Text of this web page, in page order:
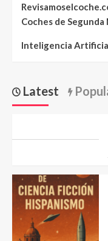
Coches de
Inteligencia
Latest